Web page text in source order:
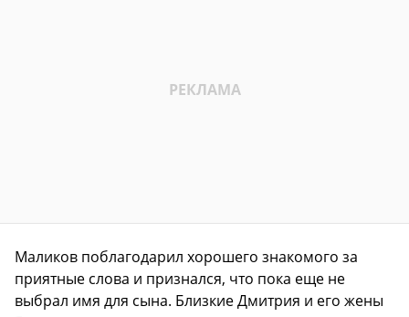
Маликов поблагодарил хорошего знакомого за
приятные слова и признался, что пока еще не
выбрал имя для сына. Близкие Дмитрия и его жены